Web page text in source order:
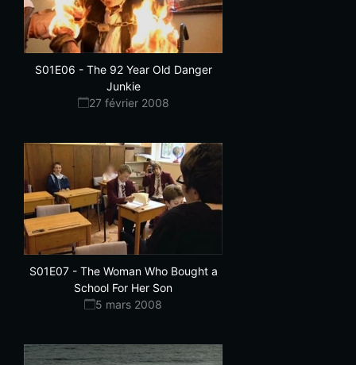
S01E06 - The 92 Year Old Danger
Junkie
27 février 2008
S01E07- The Woman Who Bought a
School For Her Son
5 mars 2008